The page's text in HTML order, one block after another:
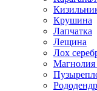
Крушина
Лапчатка
Лещина
Лох
Магнолия